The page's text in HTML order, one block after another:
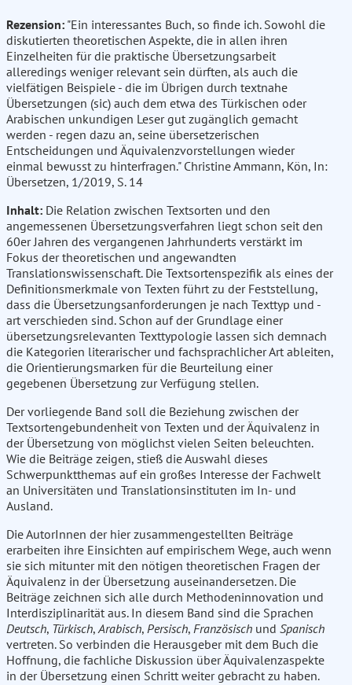
Rezension: "Ein interessantes Buch, so finde ich. Sowohl die
diskutierten theoretischen Aspekte, die in allen ihren
Einzelheiten für die praktische Übersetzungsarbeit
alleredings weniger relevant sein dürften, als auch die
vielfätigen Beispiele - die im Übrigen durch textnahe
Übersetzungen (sic) auch dem etwa des Türkischen oder
Arabischen unkundigen Leser gut zugänglich gemacht
werden - regen dazu an, seine übersetzerischen
Entscheidungen und Äquivalenzvorstellungen wieder
einmal bewusst zu hinterfragen." Christine Ammann, Kön, In:
Übersetzen, 1/2019, S. 14
Inhalt: Die Relation zwischen Textsorten und den
angemessenen Übersetzungsverfahren liegt schon seit den
60er Jahren des vergangenen Jahrhunderts verstärkt im
Fokus der theoretischen und angewandten
Translationswissenschaft. Die Textsortenspezifik als eines der
Definitionsmerkmale von Texten führt zu der Feststellung,
dass die Übersetzungsanforderungen je nach Texttyp und -
art verschieden sind. Schon auf der Grundlage einer
übersetzungsrelevanten Texttypologie lassen sich demnach
die Kategorien literarischer und fachsprachlicher Art ableiten,
die Orientierungsmarken für die Beurteilung einer
gegebenen Übersetzung zur Verfügung stellen.
Der vorliegende Band soll die Beziehung zwischen der
Textsortengebundenheit von Texten und der Äquivalenz in
der Übersetzung von möglichst vielen Seiten beleuchten.
Wie die Beiträge zeigen, stieß die Auswahl dieses
Schwerpunktthemas auf ein großes Interesse der Fachwelt
an Universitäten und Translationsinstituten im In- und
Ausland.
Die AutorInnen der hier zusammengestellten Beiträge
erarbeiten ihre Einsichten auf empirischem Wege, auch wenn
sie sich mitunter mit den nötigen theoretischen Fragen der
Äquivalenz in der Übersetzung auseinandersetzen. Die
Beiträge zeichnen sich alle durch Methodeninnovation und
Interdisziplinarität aus. In diesem Band sind die Sprachen
Deutsch, Türkisch,Arabisch, Persisch, Französisch und Spanisch
vertreten. So verbinden die Herausgeber mit dem Buch die
Hoffnung, die fachliche Diskussion über Äquivalenzaspekte
in der Übersetzung einen Schritt weiter gebracht zu haben.